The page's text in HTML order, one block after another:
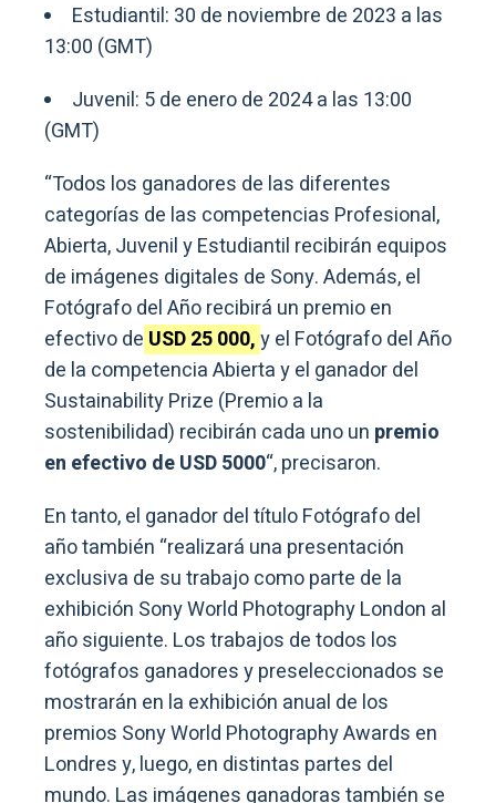
Estudiantil: 30 de noviembre de 2023 a las
13:00 (GMT)
Juvenil: 5 de enero de 2024 a las 13:00
(GMT)
“Todos los ganadores de las diferentes
categorías de las competencias Profesional,
Abierta, Juvenil y Estudiantil recibirán equipos
de imágenes digitales de Sony. Además, el
Fotógrafo del Año recibirá un premio en
efectivo de USD 25 000,y el Fotógrafo del Año
de la competencia Abierta y el ganador del
Sustainability Prize (Premio a la
sostenibilidad) recibirán cada uno un premio
en efectivo de USD 5000“, precisaron.
En tanto, el ganador del título Fotógrafo del
año también “realizará una presentación
exclusiva de su trabajo como parte de la
exhibición Sony World Photography London al
año siguiente. Los trabajos de todos los
fotógrafos ganadores y preseleccionados se
mostrarán en la exhibición anual de los
premios Sony World Photography Awards en
Londres y, luego, en distintas partes del
mundo. Las imágenes ganadoras también se